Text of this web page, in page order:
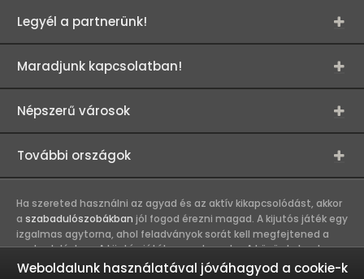
Legyél a partnerünk!
Maradjunk kapcsolatban!
Népszerű városok
További országok
Ha szereted használni az agyad és az aktív kikapcsolódást, akkor
a szabadulószobákban jól fogod érezni magad. A kijutós játék egy
izgalmas agytorna, ahol feladványok sorát kell megfejtened a
szabaduláshoz. A kijutós játék csapatmunka. A közös kaland
erősíti a játékosok közötti kapcsolatot, így összehozza a
Weboldalunk használatával jóváhagyod a cookie-k